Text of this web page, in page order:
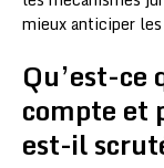
mieux anticiper les
Qu’est-ce
compte et
est-il